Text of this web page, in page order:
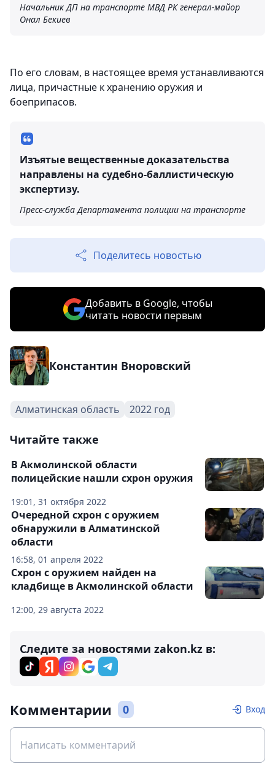
Начальник ДП на транспорте МВД РК генерал-майор
Онал Бекиев
По его словам, в настоящее время устанавливаются
лица, причастные к хранению оружия и
боеприпасов.
Изъятые вещественные доказательства
направлены на судебно-баллистическую
экспертизу.
Пресс-служба Департамента полиции на транспорте
Поделитесь новостью
Добавить в Google, чтобы
читать новости первым
Константин Вноровский
Алматинская область 2022 год
Читайте также
19:01, 31 октября 2022
В Акмолинской области
полицейские нашли схрон оружия
16:58, 01 апреля 2022
Очередной схрон с оружием
обнаружили в Алматинской
области
12:00, 29 августа 2022
Схрон с оружием найден на
кладбище в Акмолинской области
Следите за новостями zakon.kz в:
Комментарии 0 Вход